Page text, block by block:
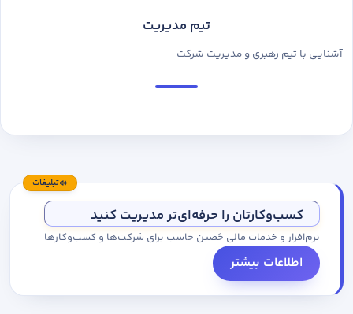
تیم مدیریت
آشنایی با تیم رهبری و مدیریت شرکت
تبلیغات
کسب‌وکارتان را حرفه‌ای‌تر مدیریت کنید
نرم‌افزار و خدمات مالی حَصین حاسب برای شرکت‌ها و کسب‌وکارها
اطلاعات بیشتر